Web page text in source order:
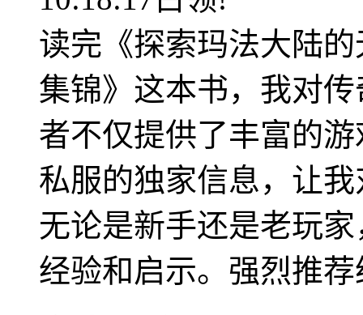
读完《探索玛法大陆
集锦》这本书，我对
者不仅提供了丰富的
私服的独家信息，让
无论是新手还是老玩
经验和启示。强烈推